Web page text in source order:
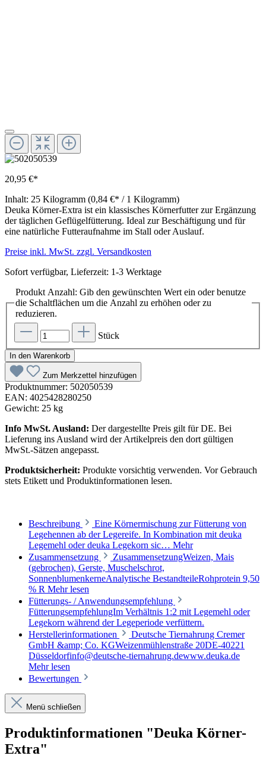
20,95 €*
Inhalt: 25 Kilogramm (0,84 €* / 1 Kilogramm)
Deuka Körner-Extra ist ein klassisches Körnerfutter zur Ergänzung
der täglichen Geflügelfütterung. Ideal zur Beschäftigung und für
eine natürliche Futteraufnahme im Stall oder Auslauf.
Preise inkl. MwSt. zzgl. Versandkosten
Sofort verfügbar, Lieferzeit: 1-3 Werktage
Produkt Anzahl: Gib den gewünschten Wert ein oder benutze
die Schaltflächen um die Anzahl zu erhöhen oder zu
reduzieren.
Stück
In den Warenkorb
Zum Merkzettel hinzufügen
Produktnummer: 502050539
EAN: 4025428280250
Gewicht: 25 kg
Info MwSt. Ausland: Der dargestellte Preis gilt für DE. Bei
Lieferung ins Ausland wird der Artikelpreis den dort gültigen
MwSt.-Sätzen angepasst.
Produktsicherheit: Produkte vorsichtig verwenden. Vor Gebrauch
stets Etikett und Produktinformationen lesen.
Beschreibung
Eine Körnermischung zur Fütterung von
Legehennen ab der Legereife. In Kombination mit deuka
Legemehl oder deuka Legekorn sic… Mehr
Zusammensetzung
ZusammensetzungWeizen, Mais
(gebrochen), Gerste, Muschelschrot,
SonnenblumenkerneAnalytische BestandteileRohprotein 9,50
% R Mehr lesen
Fütterungs- / Anwendungsempfehlung
FütterungsempfehlungIm Verhältnis 1:2 mit Legemehl oder
Legekorn während der Legeperiode verfüttern.
Herstellerinformationen
Deutsche Tiernahrung Cremer
GmbH &amp; Co. KGWeizenmühlenstraße 20DE-40221
Düsseldorfinfo@deutsche-tiernahrung.dewww.deuka.de
Mehr lesen
Bewertungen
Menü schließen
Produktinformationen "Deuka Körner-
Extra"